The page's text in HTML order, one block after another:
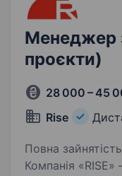
Менеджер
проєкти)
28 000 – 45
Rise
Повна
Компанія